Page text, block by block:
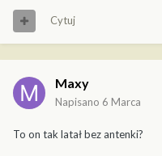
Cytuj
Maxy
Napisano 6 Marca
To on tak latał bez antenki?